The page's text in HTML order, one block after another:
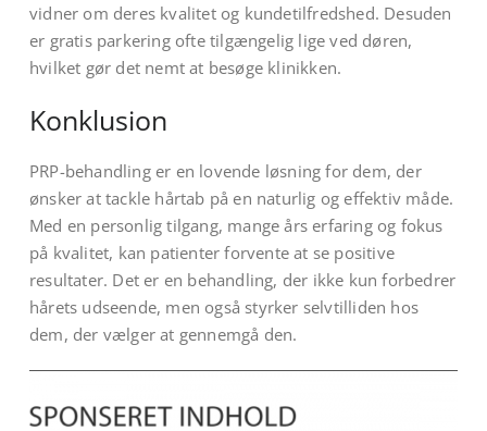
vidner om deres kvalitet og kundetilfredshed. Desuden
er gratis parkering ofte tilgængelig lige ved døren,
hvilket gør det nemt at besøge klinikken.
Konklusion
PRP-behandling er en lovende løsning for dem, der
ønsker at tackle hårtab på en naturlig og effektiv måde.
Med en personlig tilgang, mange års erfaring og fokus
på kvalitet, kan patienter forvente at se positive
resultater. Det er en behandling, der ikke kun forbedrer
hårets udseende, men også styrker selvtilliden hos
dem, der vælger at gennemgå den.